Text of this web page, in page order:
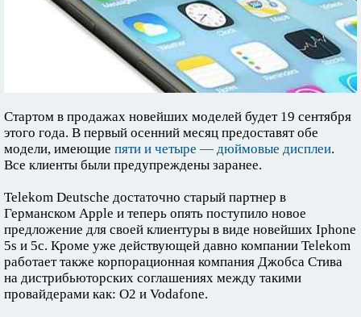
Стартом в продажах новейших моделей будет 19 сентября
этого года. В первый осенний месяц предоставят обе
модели, имеющие пяти и четыре — дюймовые дисплеи.
Все клиенты были предупреждены заранее.
Telekom Deutsche достаточно старый партнер в
Германском Apple и теперь опять поступило новое
предложение для своей клиентуры в виде новейших Iphone
5s и 5c. Кроме уже действующей давно компании Telekom
работает также корпорационная компания Джобса Стива
на дистрибьюторских соглашениях между такими
провайдерами как: O2 и Vodafone.